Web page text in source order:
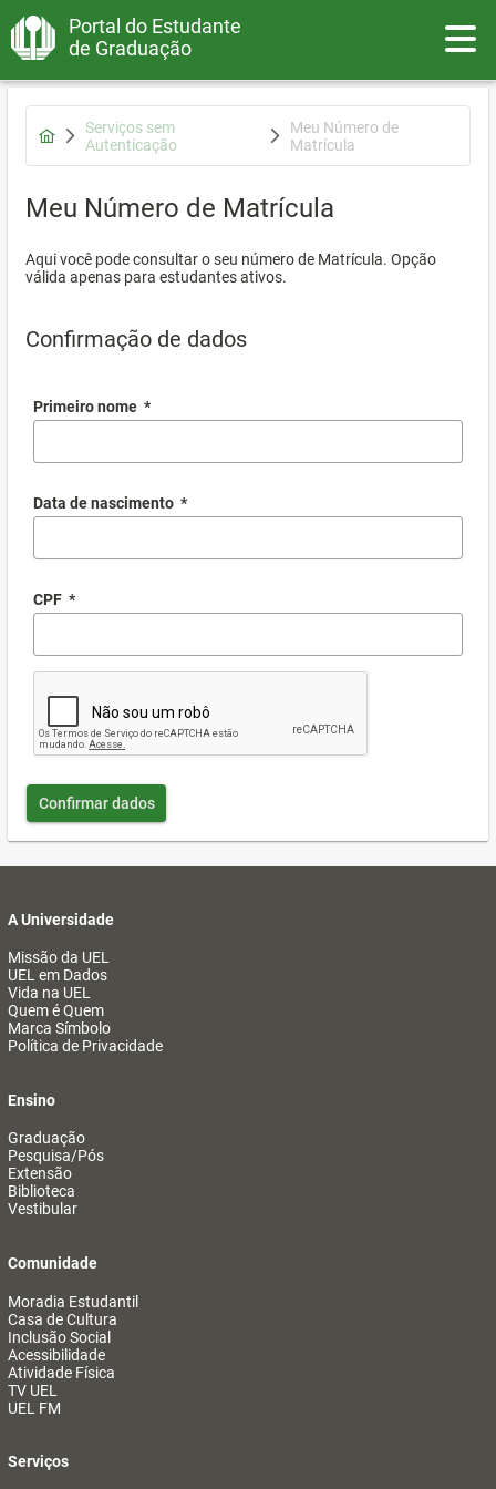
Portal do Estudante
de Graduação
Serviços sem
Autenticação
Meu Número de
Matrícula
Meu Número de Matrícula
Aqui você pode consultar o seu número de Matrícula. Opção
válida apenas para estudantes ativos.
Confirmação de dados
Primeiro nome *
Data de nascimento *
CPF *
Confirmar dados
A Universidade
Missão da UEL
UEL em Dados
Vida na UEL
Quem é Quem
Marca Símbolo
Política de Privacidade
Ensino
Graduação
Pesquisa/Pós
Extensão
Biblioteca
Vestibular
Comunidade
Moradia Estudantil
Casa de Cultura
Inclusão Social
Acessibilidade
Atividade Física
TV UEL
UEL FM
Serviços